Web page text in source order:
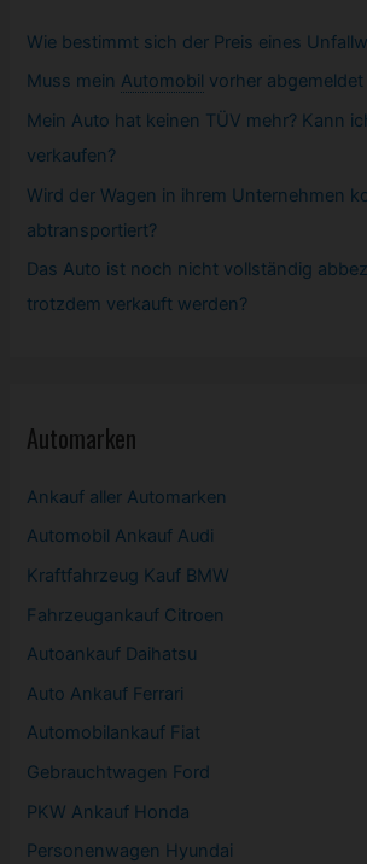
Wie bestimmt sich der Preis eines
Muss mein Automobil vorher
Mein Auto hat keinen TÜV mehr? Kann
verkaufen?
Wird der Wagen in ihrem Unternehmen
abtransportiert?
Das Auto ist noch nicht vollständig
trotzdem verkauft werden?
Automarken
Ankauf aller Automarken
Automobil Ankauf Audi
Kraftfahrzeug Kauf BMW
Fahrzeugankauf Citroen
Autoankauf Daihatsu
Auto Ankauf Ferrari
Automobilankauf Fiat
Gebrauchtwagen Ford
PKW Ankauf Honda
Personenwagen Hyundai